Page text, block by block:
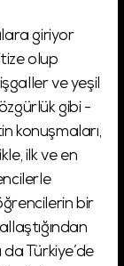
giriyor
olup
ve yeşil
gibi -
konuşmaları,
ilk ve en
bir
Türkiye’de